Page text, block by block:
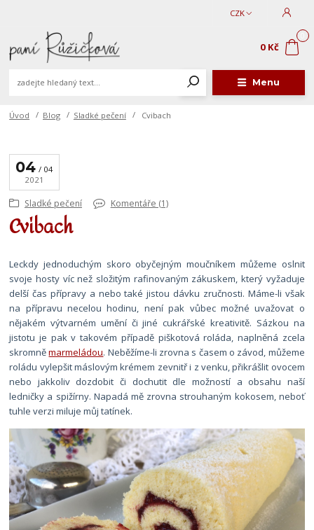
Menu
CZK
0 Kč
Úvod Blog Sladké pečení Cvibach
04
04
2021
Sladké pečení Komentáře (1)
Cvibach
Leckdy jednoduchým skoro obyčejným moučníkem můžeme oslnit
svoje hosty víc než složitým rafinovaným zákuskem, který vyžaduje
delší čas přípravy a nebo také jistou dávku zručnosti. Máme-li však
na přípravu necelou hodinu, není pak vůbec možné uvažovat o
nějakém výtvarném umění či jiné cukrářské kreativitě. Sázkou na
jistotu je pak v takovém případě piškotová roláda, naplněná zcela
skromněmarmeládou. Neběžíme-li zrovna s časem o závod, můžeme
roládu vylepšit máslovým krémem zevnitř i z venku, přikrášlit ovocem
nebo jakkoliv dozdobit či dochutit dle možností a obsahu naší
ledničky a spižírny. Napadá mě zrovna strouhaným kokosem, neboť
tuhle verzi miluje můj tatínek.